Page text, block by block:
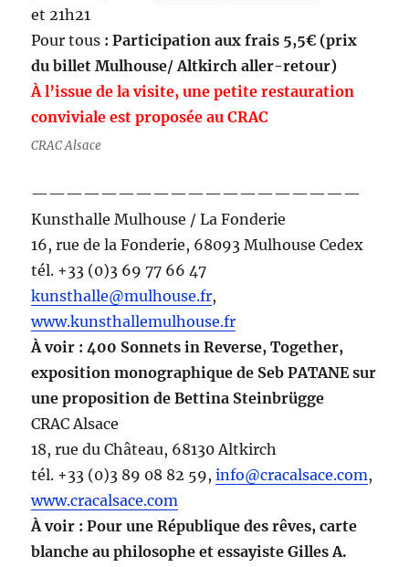
et 21h21
Pour tous : Participation aux frais 5,5€ (prix
du billet Mulhouse/ Altkirch aller-retour)
À l’issue de la visite, une petite restauration
conviviale est proposée au CRAC
CRAC Alsace
———————————————————
Kunsthalle Mulhouse / La Fonderie
16, rue de la Fonderie, 68093 Mulhouse Cedex
tél. +33 (0)3 69 77 66 47
kunsthalle@mulhouse.fr,
www.kunsthallemulhouse.fr
À voir : 400 Sonnets in Reverse, Together,
exposition monographique de Seb PATANE sur
une proposition de Bettina Steinbrügge
CRAC Alsace
18, rue du Château, 68130 Altkirch
tél. +33 (0)3 89 08 82 59,info@cracalsace.com,
www.cracalsace.com
À voir : Pour une République des rêves, carte
blanche au philosophe et essayiste Gilles A.